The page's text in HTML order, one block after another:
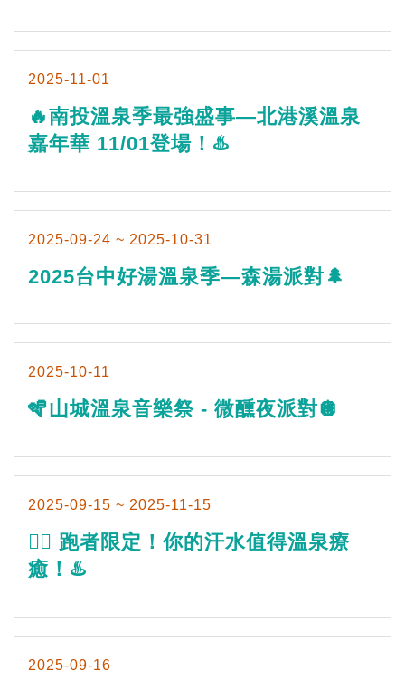
2025-11-01
🔥南投溫泉季最強盛事—北港溪溫泉
嘉年華 11/01登場！♨️
2025-09-24 ~ 2025-10-31
2025台中好湯溫泉季—森湯派對🌲
2025-10-11
🪇山城溫泉音樂祭 - 微醺夜派對🪩
2025-09-15 ~ 2025-11-15
🏃‍♂️ 跑者限定！你的汗水值得溫泉療
癒！♨️
2025-09-16